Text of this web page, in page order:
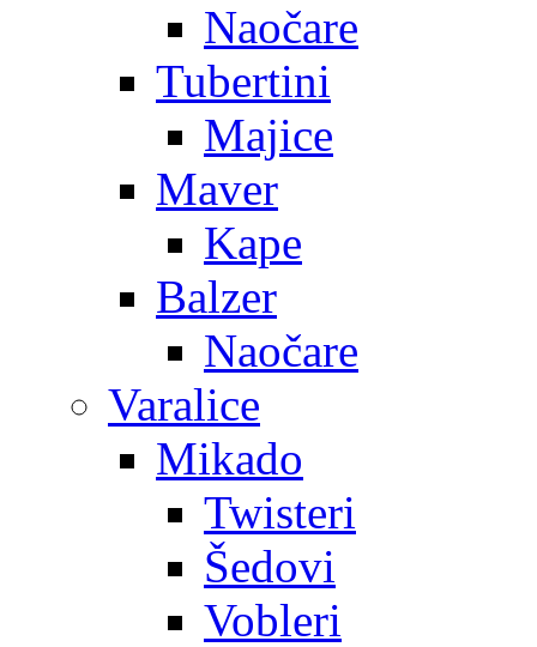
Naočare
Tubertini
Majice
Maver
Kape
Balzer
Naočare
Varalice
Mikado
Twisteri
Šedovi
Vobleri